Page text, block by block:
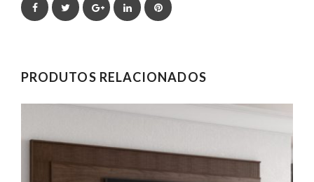
FacebookTwitterGoogle+LinkedInPinterest
PRODUTOS RELACIONADOS